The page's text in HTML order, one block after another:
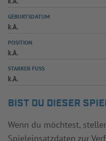
GEBURTSDATUM
k.A.
POSITION
k.A.
STARKER FUSS
k.A.
BIST DU DIESER
Wenn du möchtest,
Spieleinsatzdaten zur